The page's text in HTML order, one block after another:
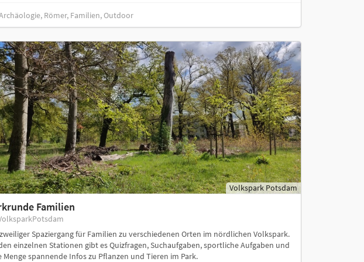
Römer, Familien, Outdoor
Volkspark Potsdam
Familien
Spaziergang für Familien zu verschiedenen Orten im nördlichen Volkspark.
einzelnen Stationen gibt es Quizfragen, Suchaufgaben, sportliche Aufgaben und
Menge spannende Infos zu Pflanzen und Tieren im Park.